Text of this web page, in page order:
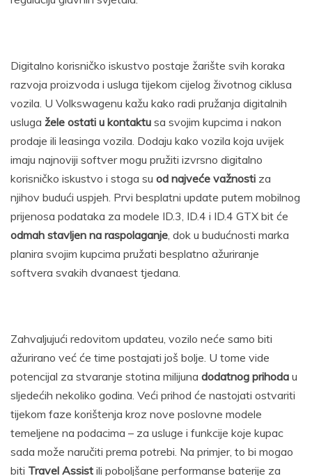
Digitalno korisničko iskustvo postaje žarište svih koraka
razvoja proizvoda i usluga tijekom cijelog životnog ciklusa
vozila. U Volkswagenu kažu kako radi pružanja digitalnih
usluga žele ostati u kontaktu sa svojim kupcima i nakon
prodaje ili leasinga vozila. Dodaju kako vozila koja uvijek
imaju najnoviji softver mogu pružiti izvrsno digitalno
korisničko iskustvo i stoga su od najveće važnosti za
njihov budući uspjeh. Prvi besplatni update putem mobilnog
prijenosa podataka za modele ID.3, ID.4 i ID.4 GTX bit će
odmah stavljen na raspolaganje, dok u budućnosti marka
planira svojim kupcima pružati besplatno ažuriranje
softvera svakih dvanaest tjedana.
Zahvaljujući redovitom updateu, vozilo neće samo biti
ažurirano već će time postajati još bolje. U tome vide
potencijal za stvaranje stotina milijuna dodatnog prihoda u
sljedećih nekoliko godina. Veći prihod će nastojati ostvariti
tijekom faze korištenja kroz nove poslovne modele
temeljene na podacima – za usluge i funkcije koje kupac
sada može naručiti prema potrebi. Na primjer, to bi mogao
biti Travel Assist ili poboljšane performanse baterije za